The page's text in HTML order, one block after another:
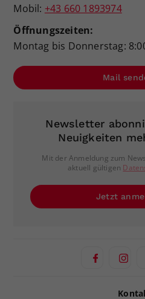
Mobil: +43 660 1893974
Öffnungszeiten:
Montag bis Donnerstag:
Mail
Newsletter
Neuigkeiten
Mit der Anmeldung zum
aktuell gültigen
Jetzt